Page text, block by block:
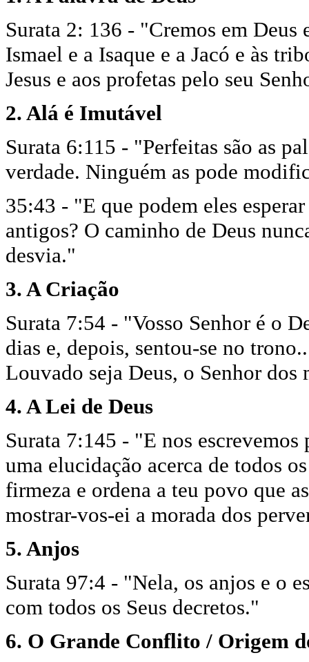
Surata 2: 136 - "Cremos em
Ismael e a Isaque e a Jacó e às
Jesus e aos profetas pelo seu
2. Alá é Imutável
Surata 6:115 - "Perfeitas são as
verdade. Ninguém as pode
35:43 - "E que podem eles
antigos? O caminho de Deus
desvia."
3. A Criação
Surata 7:54 - "Vosso Senhor é o
dias e, depois, sentou-se no
Louvado seja Deus, o Senhor dos
4. A Lei de Deus
Surata 7:145 - "E nos
uma elucidação acerca de todos
firmeza e ordena a teu povo que
mostrar-vos-ei a morada dos
5. Anjos
Surata 97:4 - "Nela, os anjos e o
com todos os Seus decretos."
6. O Grande Conflito / Origem